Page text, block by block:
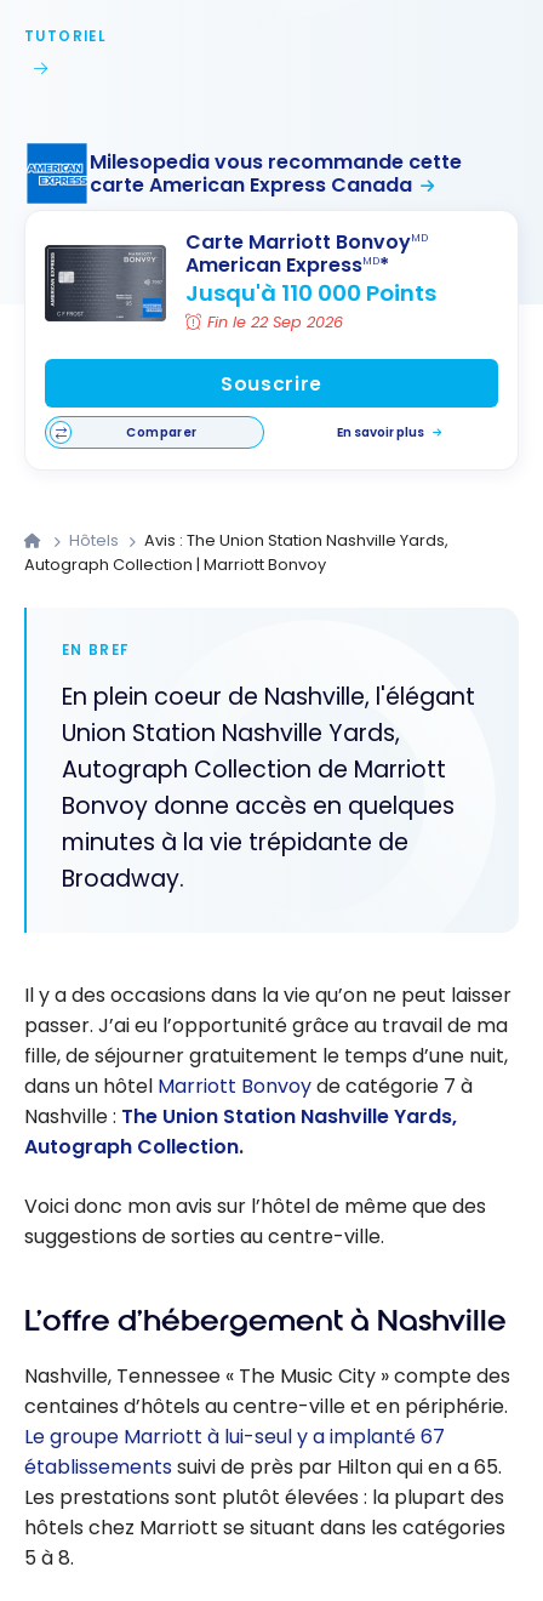
TUTORIEL
Milesopedia vous recommande cette
carte American Express Canada
Carte Marriott BonvoyMD
American ExpressMD*
Jusqu'à 110 000 Points
Fin le 22 Sep 2026
Souscrire
Comparer En savoir plus
Hôtels
Avis : The Union Station Nashville Yards,
Autograph Collection | Marriott Bonvoy
EN BREF
En plein coeur de Nashville, l'élégant
Union Station Nashville Yards,
Autograph Collection de Marriott
Bonvoy donne accès en quelques
minutes à la vie trépidante de
Broadway.
Il y a des occasions dans la vie qu’on ne peut laisser
passer. J’ai eu l’opportunité grâce au travail de ma
fille, de séjourner gratuitement le temps d’une nuit,
dans un hôtel Marriott Bonvoyde catégorie 7 à
Nashville : The Union Station Nashville Yards,
Autograph Collection.
Voici donc mon avis sur l’hôtel de même que des
suggestions de sorties au centre-ville.
L’offre d’hébergement à Nashville
Nashville, Tennessee « The Music City » compte des
centaines d’hôtels au centre-ville et en périphérie.
Le groupe Marriott à lui-seul y a implanté 67
établissementssuivi de près par Hilton qui en a 65.
Les prestations sont plutôt élevées : la plupart des
hôtels chez Marriott se situant dans les catégories
5 à 8.